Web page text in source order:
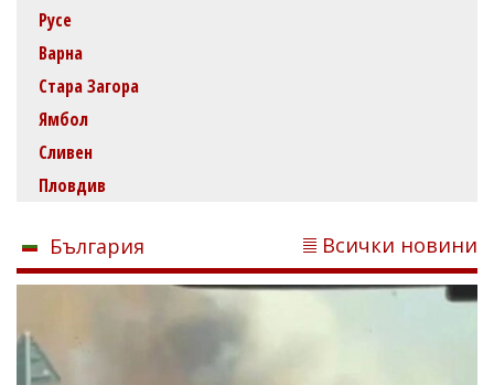
Русе
Варна
Стара Загора
Ямбол
Сливен
Пловдив
България Всички новини